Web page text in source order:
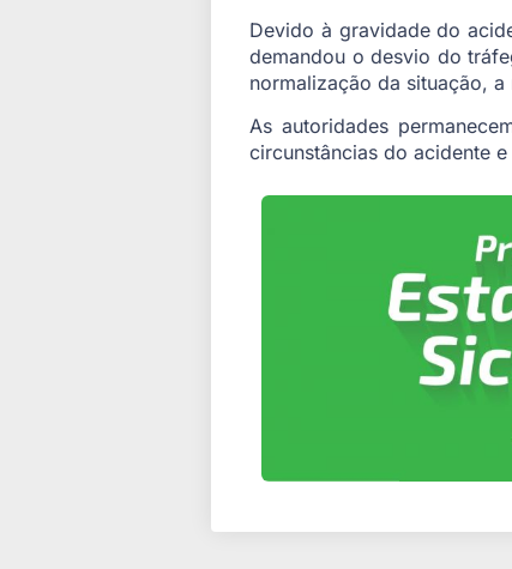
Devido à gravidade do
demandou o desvio do
normalização da situação,
As autoridades
circunstâncias do acidente